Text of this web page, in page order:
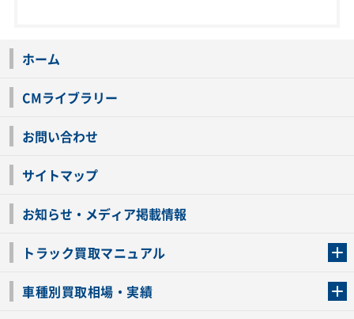
ホーム
CMライブラリー
お問い合わせ
サイトマップ
お知らせ・メディア掲載情報
トラック買取マニュアル
車種別買取相場・実績